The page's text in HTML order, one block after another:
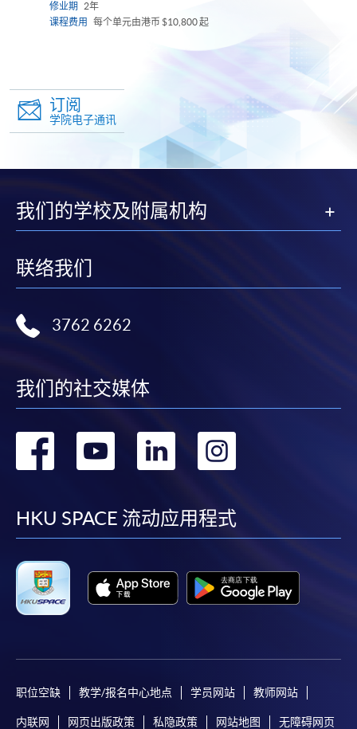
修业期
2年
课程费用
每个单元由港币 $10,800 起
订阅
学院电子通讯
我们的学校及附属机构
联络我们
3762 6262
我们的社交媒体
转
facebook
转
youtube
转
linkedin
转
HKU SPACE 流动应用程式
职位空缺 教学/报名中心地点 学员网站 教师网站
内联网 网页出版政策 私隐政策 网站地图 无障碍网页